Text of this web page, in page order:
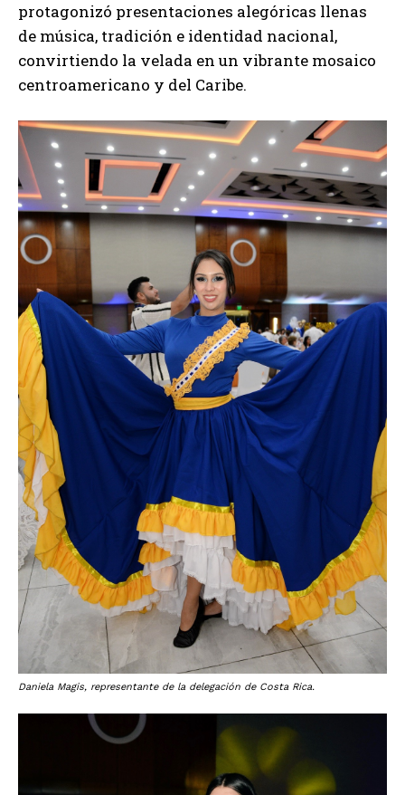
protagonizó presentaciones alegóricas llenas
de música, tradición e identidad nacional,
convirtiendo la velada en un vibrante mosaico
centroamericano y del Caribe.
Daniela Magis, representante de la delegación de Costa Rica.